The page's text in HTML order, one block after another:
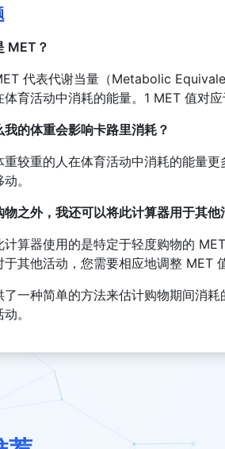
MET？
代表代谢当量（Metabolic
体育活动中消耗的能量。1 MET 值对应
我的体重会影响卡路里消耗？
重较重的人在体育活动中消耗的能量
。
物之外，我还可以将此计算器用于其他
计算器使用的是特定于轻度购物的
于其他活动，您需要相应地调整 MET
了一种简单的方法来估计购物期间消
。